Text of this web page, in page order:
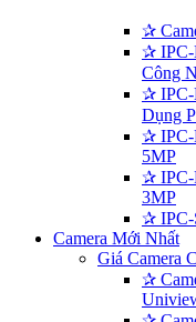
✰
✰
Công
✰
Dụng
✰
5MP
✰ IPC-
3MP
✰
Camera Mới Nhất
Giá Camera
✰